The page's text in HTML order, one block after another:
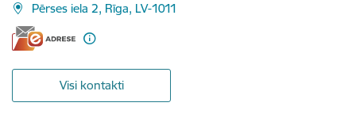
Pērses iela 2, Rīga, LV-1011
Visi kontakti